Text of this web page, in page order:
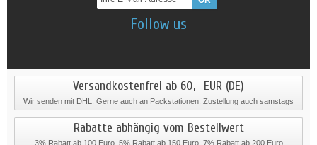
Follow us
Versandkostenfrei ab 60,- EUR (DE)
Wir senden mit DHL. Gerne auch an Packstationen. Zustellung auch samstags
Rabatte abhängig vom Bestellwert
3% Rabatt ab 100 Euro, 5% Rabatt ab 150 Euro, 7% Rabatt ab 200 Euro